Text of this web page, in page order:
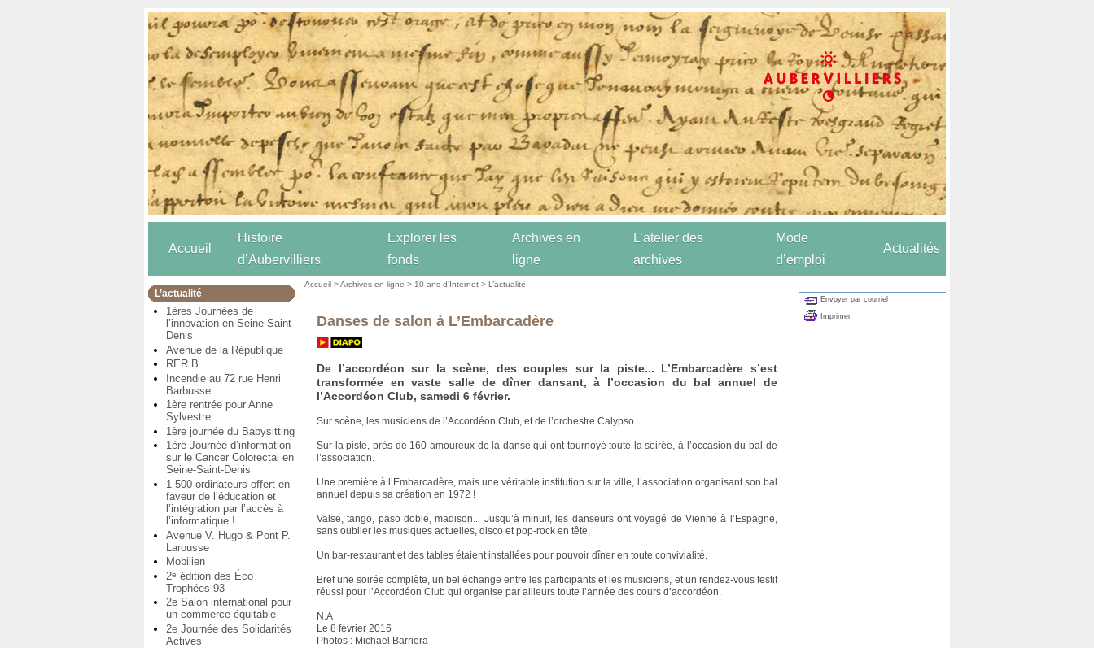
Accueil
Histoire
d’Aubervilliers
Explorer les
fonds
Archives en
ligne
L’atelier des
archives
Mode
d’emploi
Actualités
L’actualité
1ères Journées de
l’innovation en Seine-Saint-
Denis
Avenue de la République
RER B
Incendie au 72 rue Henri
Barbusse
1ère rentrée pour Anne
Sylvestre
1ère journée du Babysitting
1ère Journée d’information
sur le Cancer Colorectal en
Seine-Saint-Denis
1 500 ordinateurs offert en
faveur de l’éducation et
l’intégration par l’accès à
l’informatique !
Avenue V. Hugo & Pont P.
Larousse
Mobilien
2e édition des Éco
Trophées 93
2e Salon international pour
un commerce équitable
2e Journée des Solidarités
Actives
Accueil >Archives en ligne > 10 ans d’Internet >L’actualité
Danses de salon à L’Embarcadère
De l’accordéon sur la scène, des couples sur la piste... L’Embarcadère s’est
transformée en vaste salle de dîner dansant, à l’occasion du bal annuel de
l’Accordéon Club, samedi 6 février.
Sur scène, les musiciens de l’Accordéon Club, et de l’orchestre Calypso.
Sur la piste, près de 160 amoureux de la danse qui ont tournoyé toute la soirée, à l’occasion du bal de
l’association.
Une première à l’Embarcadère, mais une véritable institution sur la ville, l’association organisant son bal
annuel depuis sa création en 1972 !
Valse, tango, paso doble, madison... Jusqu’à minuit, les danseurs ont voyagé de Vienne à l’Espagne,
sans oublier les musiques actuelles, disco et pop-rock en tête.
Un bar-restaurant et des tables étaient installées pour pouvoir dîner en toute convivialité.
Bref une soirée complète, un bel échange entre les participants et les musiciens, et un rendez-vous festif
réussi pour l’Accordéon Club qui organise par ailleurs toute l’année des cours d’accordéon.
N.A
Le 8 février 2016
Photos : Michaël Barriera
Envoyer par courriel
Imprimer